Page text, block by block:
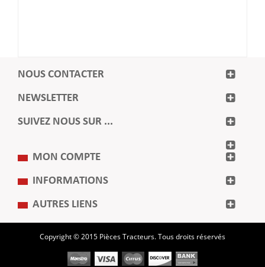
NOUS CONTACTER
NEWSLETTER
SUIVEZ NOUS SUR ...
MON COMPTE
INFORMATIONS
AUTRES LIENS
Copyright © 2015 Pièces Tracteurs. Tous droits réservés